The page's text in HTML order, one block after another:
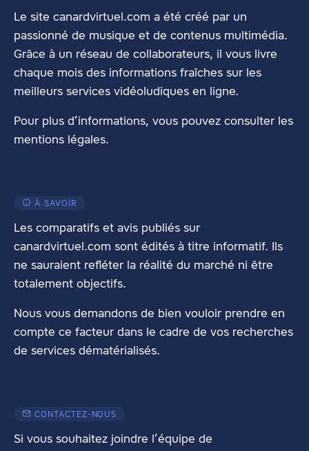
Le site canardvirtuel.com a été créé par un
passionné de musique et de contenus multimédia.
Grâce à un réseau de collaborateurs, il vous livre
chaque mois des informations fraîches sur les
meilleurs services vidéoludiques en ligne.
Pour plus d’informations, vous pouvez consulter les
mentions légales.
À SAVOIR
Les comparatifs et avis publiés sur
canardvirtuel.com sont édités à titre informatif. Ils
ne sauraient refléter la réalité du marché ni être
totalement objectifs.
Nous vous demandons de bien vouloir prendre en
compte ce facteur dans le cadre de vos recherches
de services dématérialisés.
CONTACTEZ-NOUS
Si vous souhaitez joindre l’équipe de